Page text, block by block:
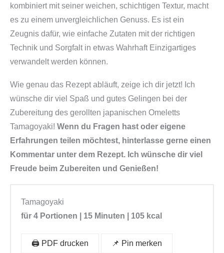
n
e
,
i
n
u
k
t
i
o
n
s
e
e
g
kombiniert mit seiner weichen, schichtigen Textur, macht
es zu einem unvergleichlichen Genuss. Es ist ein
Zeugnis dafür, wie einfache Zutaten mit der richtigen
Technik und Sorgfalt in etwas Wahrhaft Einzigartiges
verwandelt werden können.
Wie genau das Rezept abläuft, zeige ich dir jetzt! Ich
wünsche dir viel Spaß und gutes Gelingen bei der
Zubereitung des gerollten japanischen Omeletts
Tamagoyaki! Wenn du Fragen hast oder eigene
Erfahrungen teilen möchtest, hinterlasse gerne einen
Kommentar unter dem Rezept. Ich wünsche dir viel
Freude beim Zubereiten und Genießen!
Tamagoyaki
für 4 Portionen | 15 Minuten | 105 kcal
🖨️ PDF drucken 📌 Pin merken